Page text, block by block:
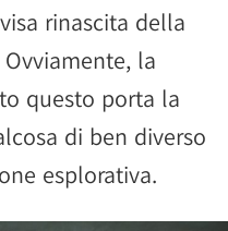
rinascita della
la
questo porta la
di ben diverso
esplorativa.